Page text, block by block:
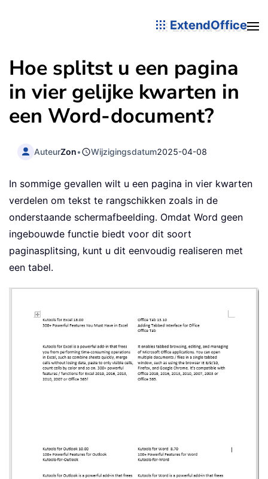
ExtendOffice
Hoe splitst u een pagina
in vier gelijke kwarten in
een Word-document?
AuteurZon• Wijzigingsdatum2025-04-08
In sommige gevallen wilt u een pagina in vier kwarten
verdelen om tekst te rangschikken zoals in de
onderstaande schermafbeelding. Omdat Word geen
ingebouwde functie biedt voor dit soort
paginasplitsing, kunt u dit eenvoudig realiseren met
een tabel.